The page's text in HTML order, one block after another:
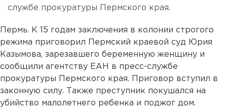
службе прокуратуры Пермского края.
Пермь. К 15 годам заключения в колонии строгого
режима приговорил Пермский краевой суд Юрия
Казымова, зарезавшего беременную женщину и
сообщили агентству ЕАН в пресс-службе
прокуратуры Пермского края. Приговор вступил в
законную силу. Также преступник покушался на
убийство малолетнего ребенка и поджог дом.